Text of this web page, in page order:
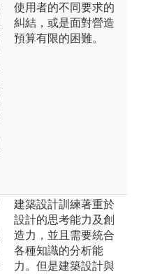
使用者的不同要求的
糾結，或是面對營造
預算有限的困難。
建築設計訓練著重於
設計的思考能力及創
造力，並且需要統合
各種知識的分析能
力。但是建築設計與